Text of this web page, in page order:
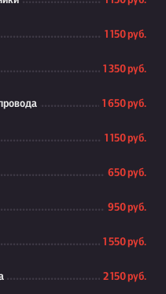
1 150 руб.
1 350 руб.
1 650 руб.
1 150 руб.
650 руб.
950 руб.
1 550 руб.
2 150 руб.